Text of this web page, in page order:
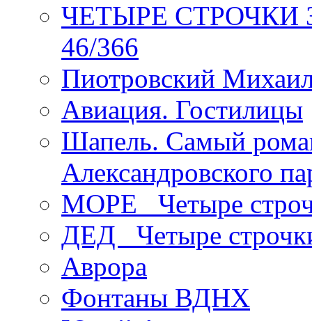
ЧЕТЫРЕ СТРОЧКИ
46/366
Пиотровский
Авиация. Гостилицы
Шапель. Самый
Александровского
МОРЕ _Четыре
ДЕД _Четыре
Аврора
Фонтаны ВДНХ